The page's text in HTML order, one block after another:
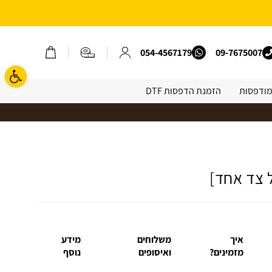
09-7675007
054-4567179
הזמנת הדפסות DTF
איך
מזמינים?
משלוחים
ואיסופים
מידע
נוסף
פתח